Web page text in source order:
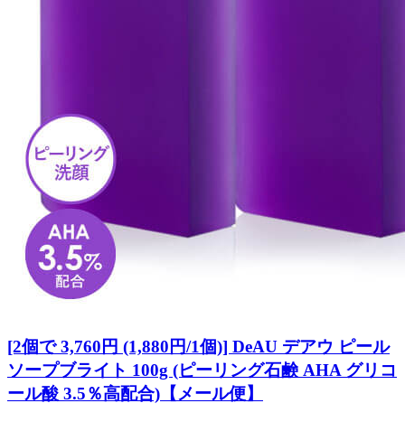
[2個で 3,760円 (1,880円/1個)] DeAU デアウ ピール
ソープブライト 100g (ピーリング石鹸 AHA グリコ
ール酸 3.5％高配合)【メール便】